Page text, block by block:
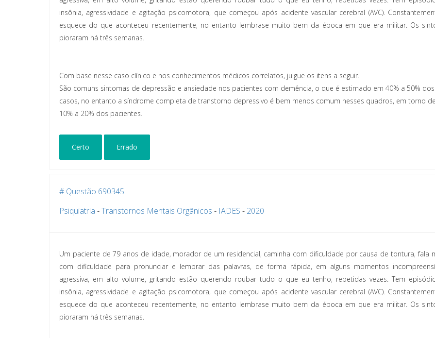
insônia, agressividade e agitação psicomotora, que começou após acidente vascular cerebral (AVC).
esquece do que aconteceu recentemente, no entanto lembrase muito bem da época em que era militar. Os
pioraram há três semanas.
Com base nesse caso clínico e nos conhecimentos médicos correlatos, julgue os itens a seguir.
São comuns sintomas de depressão e ansiedade nos pacientes com demência, o que é estimado em 40% a 50% dos
casos, no entanto a síndrome completa de transtorno depressivo é bem menos comum nesses quadros, em torno
10% a 20% dos pacientes.
Certo Errado
# Questão 690345
Psiquiatria -Transtornos Mentais Orgânicos - IADES - 2020
Um paciente de 79 anos de idade, morador de um residencial, caminha com dificuldade por causa de tontura, fala
com dificuldade para pronunciar e lembrar das palavras, de forma rápida, em alguns momentos
agressiva, em alto volume, gritando estão querendo roubar tudo o que eu tenho, repetidas vezes. Tem
insônia, agressividade e agitação psicomotora, que começou após acidente vascular cerebral (AVC).
esquece do que aconteceu recentemente, no entanto lembrase muito bem da época em que era militar. Os
pioraram há três semanas.